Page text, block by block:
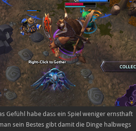
Gefühl habe dass ein Spiel weniger ernsthaft
sein Bestes gibt damit die Dinge halbwegs